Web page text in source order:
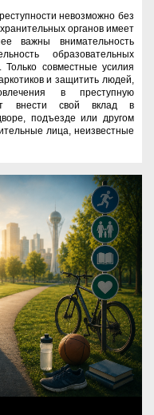
невозможно без
органов имеет
важны внимательность
образовательных
совместные усилия
и защитить людей,
в преступную
внести свой вклад в
подъезде или другом
лица, неизвестные